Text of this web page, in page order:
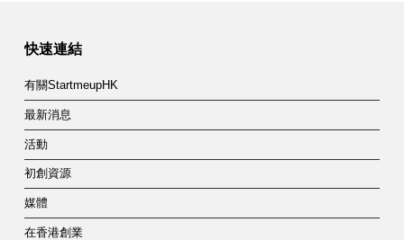
快速連結
有關StartmeupHK
最新消息
活動
初創資源
媒體
在香港創業